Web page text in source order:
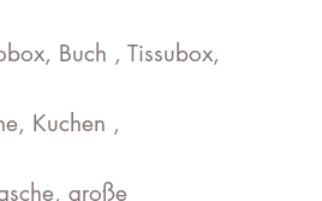
Buch , Tissubox,
Kuchen ,
große